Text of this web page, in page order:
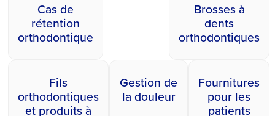
Cas de
rétention
orthodontique
Brosses à
dents
orthodontiques
Fils
orthodontiques
et produits à
Gestion de
la douleur
Fournitures
pour les
patients